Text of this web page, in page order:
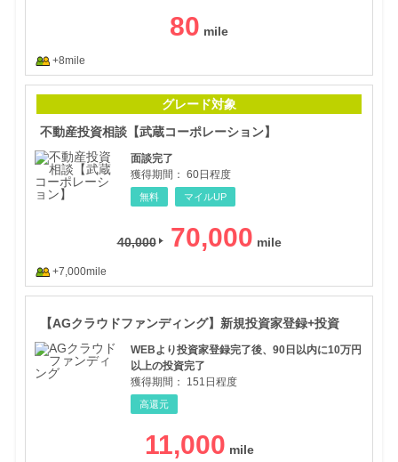
80
+8mile
グレード対象
不動産投資相談【武蔵コーポレーション】
面談完了
獲得期間： 60日程度
無料 マイルUP
40,000 70,000
+7,000mile
【AGクラウドファンディング】新規投資家登録+投資
WEBより投資家登録完了後、90日以内に10万円
以上の投資完了
獲得期間：
151日程度
高還元
11,000